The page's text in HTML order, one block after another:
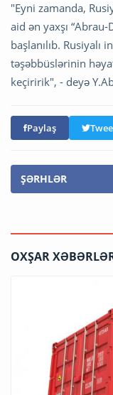
"Eyni zamanda,
aid ən yaxşı
başlanılıb. Rusiyalı
təşəbbüslərinin
keçiririk", - deyə
Paylaş
ŞƏRHLƏR
OXŞAR